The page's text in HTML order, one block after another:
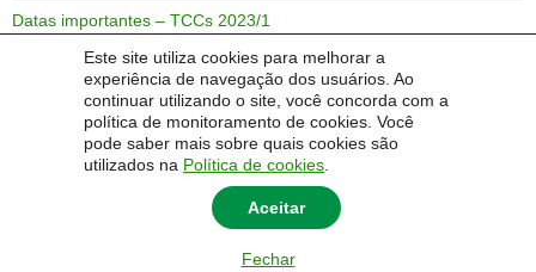
Este site utiliza cookies para melhorar a
experiência de navegação dos usuários. Ao
continuar utilizando o site, você concorda com a
política de monitoramento de cookies. Você
pode saber mais sobre quais cookies são
utilizados na Política de cookies
Aceitar
Fechar
Datas importantes – TCCs 2023/1
Link de acesso rápido para o semestre 2021/2
Link de acesso rápido para o semestre 2021/1
© 2014 Universidade Federal do Pampa - UNIPAMPA